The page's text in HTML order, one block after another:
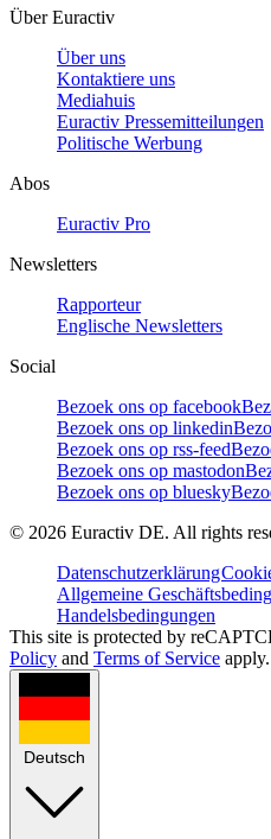
Über Euractiv
Über uns
Kontaktiere uns
Mediahuis
Euractiv Pressemitteilungen
Politische Werbung
Abos
Euractiv Pro
Newsletters
Rapporteur
Englische Newsletters
Social
Bezoek ons op facebook
Bezoek ons op linkedin
Bezoek ons op rss-feed
Bezoek ons op mastodon
Bezoek ons op bluesky
© 2026 Euractiv DE. All rights
Datenschutzerklärung
Allgemeine
Handelsbedingungen
This site is protected by
Policy and Terms of Service apply.
Deutsch